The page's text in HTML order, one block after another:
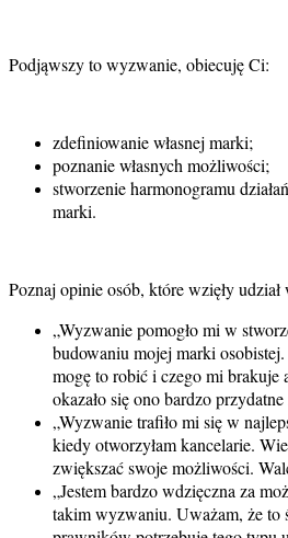
Podjąwszy to wyzwanie, obiecuję Ci:
zdefiniowanie własnej marki;
poznanie własnych możliwości;
stworzenie harmonogramu
marki.
Poznaj opinie osób, które wzięły
„Wyzwanie pomogło mi w
budowaniu mojej marki
mogę to robić i czego mi brakuje
okazało się ono bardzo
„Wyzwanie trafiło mi się w
kiedy otworzyłam kancelarie.
zwiększać swoje możliwości.
„Jestem bardzo wdzięczna za
takim wyzwaniu. Uważam, że to